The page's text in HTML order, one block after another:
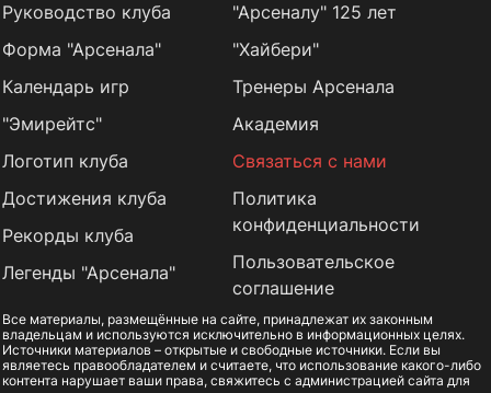
Руководство клуба
Форма "Арсенала"
Календарь игр
"Арсеналу" 125 лет
"Хайбери"
Тренеры Арсенала
"Эмирейтс"
Логотип клуба
Достижения клуба
Рекорды клуба
Легенды "Арсенала"
Академия
Связаться с нами
Политика
конфиденциальности
Пользовательское
соглашение
Все материалы, размещённые на сайте, принадлежат их законным
владельцам и используются исключительно в информационных целях.
Источники материалов – открытые и свободные источники. Если вы
являетесь правообладателем и считаете, что использование какого-либо
контента нарушает ваши права, свяжитесь с администрацией сайта для